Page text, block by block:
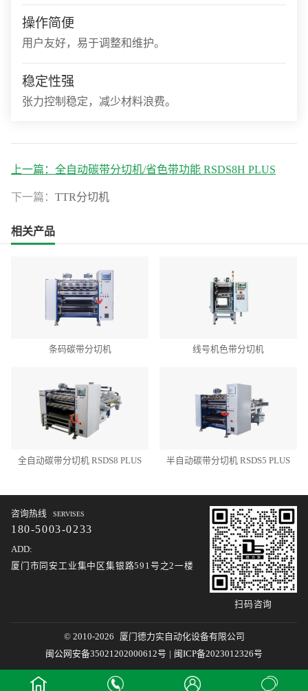
操作简便
用户友好，易于调整和维护。
稳定性强
张力控制稳定，减少材料浪费。
上一篇： 全自动碳带分切机/省色带功能 RSDS8H PLUS
下一篇： TTR分切机
相关产品
条码碳带分切机 线号机色带分切机
全自动碳带分切机 RSDS8 PLUS 半自动碳带分切机 RSDS5 PLUS
咨询热线 SERVISES
180-5003-0233
ADD:
厦门市同安工业集中区集银路591号之2一楼
扫码咨询
© 2010-2026
厦门德力实自动化设备有限公司
闽公网安备35021202000612号 | 闽ICP备2023012326号